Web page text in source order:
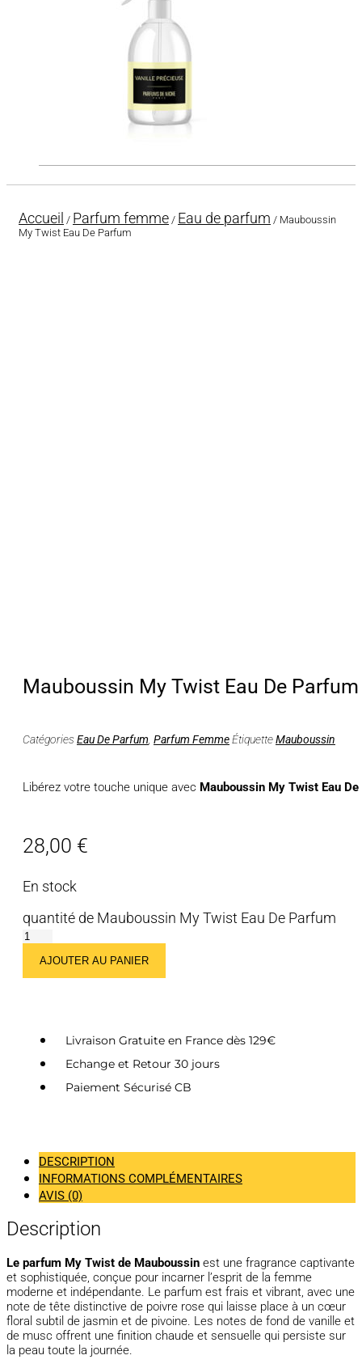
Accueil / Parfum femme / Eau de parfum / Mauboussin
My Twist Eau De Parfum
Mauboussin My Twist Eau De Parfum
CatégoriesEau De Parfum Parfum FemmeÉtiquetteMauboussin
Libérez votre touche unique avec Mauboussin My Twist Eau
28,00 €
En stock
quantité de Mauboussin My Twist Eau De Parfum
AJOUTER AU PANIER
Livraison Gratuite en France dès 129€
Echange et Retour 30 jours
Paiement Sécurisé CB
DESCRIPTION
INFORMATIONS COMPLÉMENTAIRES
AVIS (0)
Description
Le parfum My Twist de Mauboussin est une fragrance captivante
et sophistiquée, conçue pour incarner l’esprit de la femme
moderne et indépendante. Le parfum est frais et vibrant, avec une
note de tête distinctive de poivre rose qui laisse place à un cœur
floral subtil de jasmin et de pivoine. Les notes de fond de vanille et
de musc offrent une finition chaude et sensuelle qui persiste sur
la peau toute la journée.